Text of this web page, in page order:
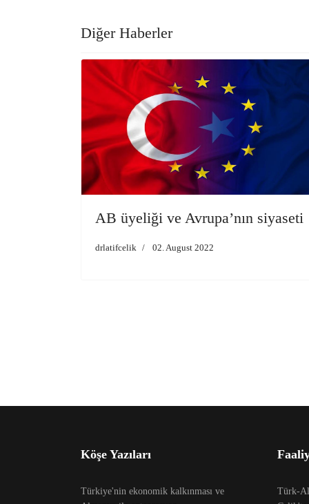
Diğer Haberler
AB üyeliği ve Avrupa’nın siyaseti
drlatifcelik 02. August 2022
Köşe Yazıları
Türkiye'nin ekonomik kalkınması ve
Türk-